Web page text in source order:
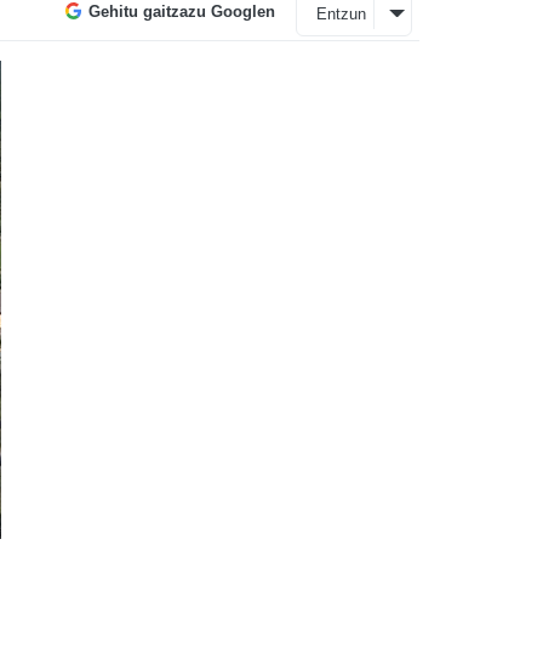
Gehitu gaitzazu Googlen Entzun